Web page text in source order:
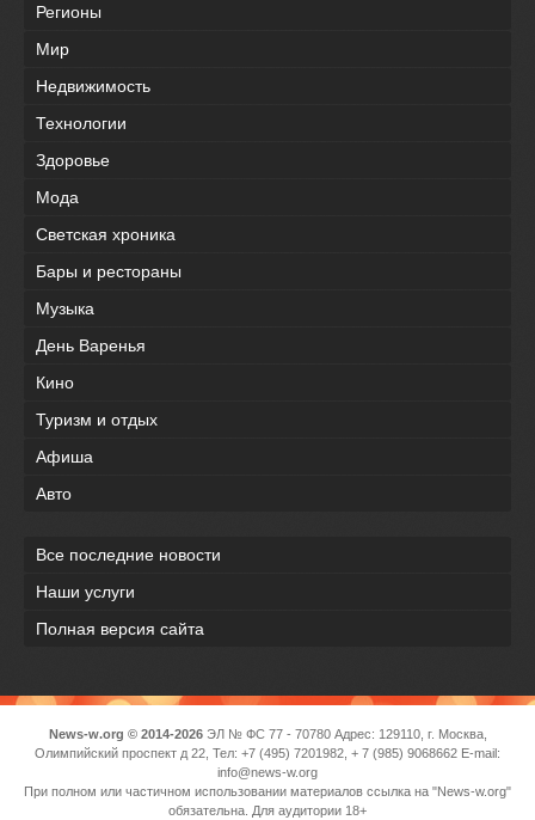
Регионы
Мир
Недвижимость
Технологии
Здоровье
Мода
Светская хроника
Бары и рестораны
Музыка
День Варенья
Кино
Туризм и отдых
Афиша
Авто
Все последние новости
Наши услуги
Полная версия сайта
News-w.org © 2014-2026ЭЛ № ФС 77 - 70780 Адрес: 129110, г. Москва,
Олимпийский проспект д 22, Тел: +7 (495) 7201982, + 7 (985) 9068662 E-mail:
info@news-w.org
При полном или частичном использовании материалов ссылка на "News-w.org"
обязательна. Для аудитории 18+